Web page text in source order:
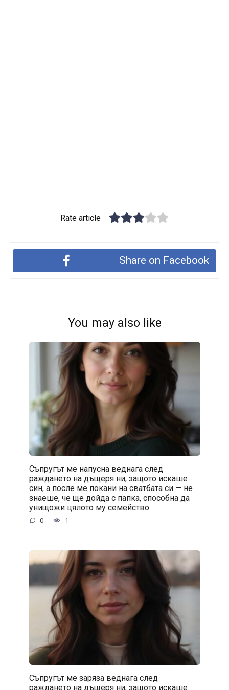
Rate article
Share on Facebook
You may also like
Съпругът ме напусна веднага след
раждането на дъщеря ни, защото искаше
син, а после ме покани на сватбата си — не
знаеше, че ще дойда с папка, способна да
унищожи цялото му семейство.
0 1
Съпругът ме заряза веднага след
раждането на дъщеря ни, защото искаше